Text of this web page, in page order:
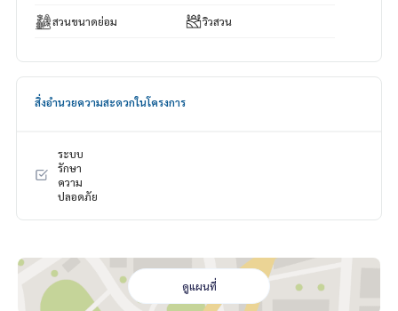
555
Line Official: @bestproperty (อย่
าลืมใส่ @) www.bestpropertycenter.com
ใกล้สนามบินสุวรรณภูมิ | บ้านมีห้องนอนล่าง | บ้านเดี่ยวตกแต่งสวย
สวนขนาดย่อม วิวสวน
สิ่งอำนวยความสะดวกในโครงการ
ระบบ
รักษา
ความ
ปลอดภัย
ดูแผนที่